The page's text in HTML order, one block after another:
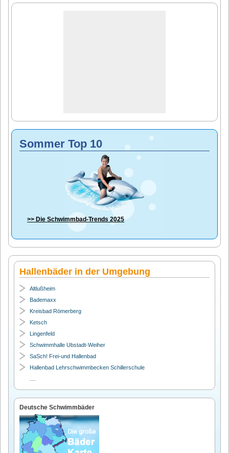
Sommer Top 10
>> DieSchwimmbad-Trends 2025
Hallenbäder in der Umgebung
Altlußheim
Bademaxx
Kreisbad Römerberg
Ketsch
Lingenfeld
Schwimmhalle Ubstadt-Weiher
SaSch! Frei-und Hallenbad
Hallenbad Lehrschwimmbecken Schillerschule
Deutsche Schwimmbäder